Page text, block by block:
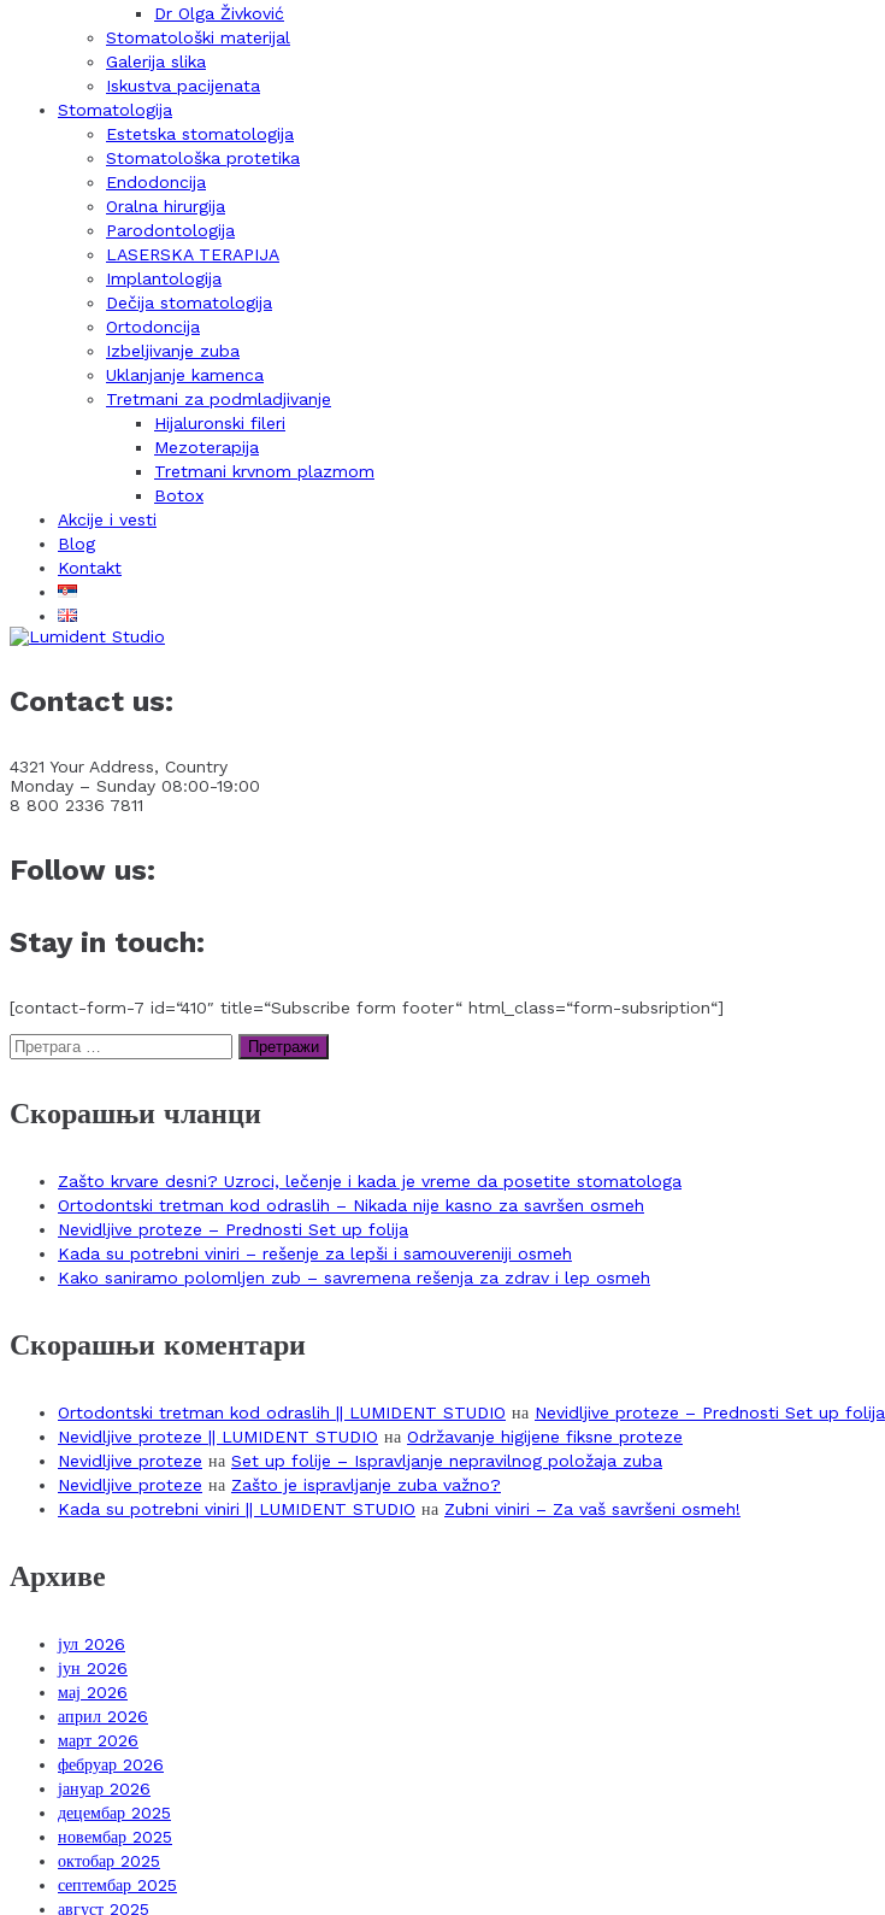
Dr Olga Živković
Stomatološki materijal
Galerija slika
Iskustva pacijenata
Stomatologija
Estetska stomatologija
Stomatološka protetika
Endodoncija
Oralna hirurgija
Parodontologija
LASERSKA TERAPIJA
Implantologija
Dečija stomatologija
Ortodoncija
Izbeljivanje zuba
Uklanjanje kamenca
Tretmani za podmladjivanje
Hijaluronski fileri
Mezoterapija
Tretmani krvnom plazmom
Botox
Akcije i vesti
Blog
Kontakt
Contact us:
4321 Your Address, Country
Monday – Sunday 08:00-19:00
8 800 2336 7811
Follow us:
Stay in touch:
[contact-form-7 id=“410″ title=“Subscribe form footer“ html_class=“form-subsription“]
Претрага
за:
Скорашњи чланци
Zašto krvare desni? Uzroci, lečenje i kada je vreme da posetite stomatologa
Ortodontski tretman kod odraslih – Nikada nije kasno za savršen osmeh
Nevidljive proteze – Prednosti Set up folija
Kada su potrebni viniri – rešenje za lepši i samouvereniji osmeh
Kako saniramo polomljen zub – savremena rešenja za zdrav i lep osmeh
Скорашњи коментари
Ortodontski tretman kod odraslih || LUMIDENT STUDIO на Nevidljive proteze – Prednosti Set up folija
Nevidljive proteze || LUMIDENT STUDIO на Održavanje higijene fiksne proteze
Nevidljive proteze на Set up folije – Ispravljanje nepravilnog položaja zuba
Nevidljive proteze на Zašto je ispravljanje zuba važno?
Kada su potrebni viniri || LUMIDENT STUDIO на Zubni viniri – Za vaš savršeni osmeh!
Архиве
јул 2026
јун 2026
мај 2026
април 2026
март 2026
фебруар 2026
јануар 2026
децембар 2025
новембар 2025
октобар 2025
септембар 2025
август 2025